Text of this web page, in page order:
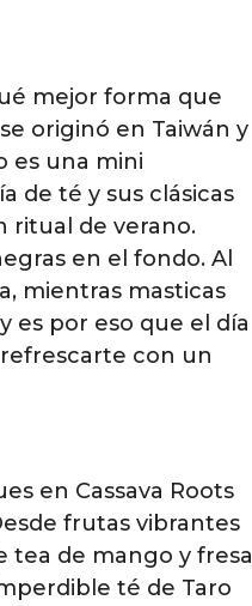
mejor forma que
originó en Taiwán y
es una mini
de té y sus clásicas
ritual de verano.
en el fondo. Al
mientras masticas
es por eso que el día
con un
en Cassava Roots
frutas vibrantes
tea de mango y fresa
té de Taro